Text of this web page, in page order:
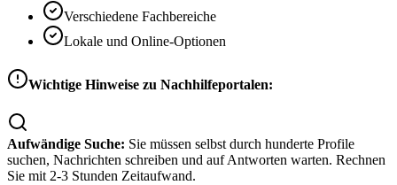
Verschiedene Fachbereiche
Lokale und Online-Optionen
Wichtige Hinweise zu Nachhilfeportalen:
Aufwändige Suche: Sie müssen selbst durch hunderte Profile
suchen, Nachrichten schreiben und auf Antworten warten. Rechnen
Sie mit 2-3 Stunden Zeitaufwand.